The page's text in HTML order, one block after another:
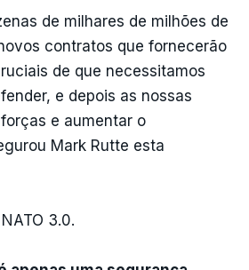
de milhares de milhões de
contratos que fornecerão
de que necessitamos
e depois as nossas
e aumentar o
Mark Rutte esta
3.0.